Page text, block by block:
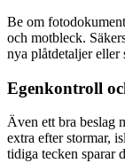
Be om
och motbleck.
nya plåtdetaljer eller
Egenkontroll
Även ett bra beslag
extra efter stormar,
tidiga tecken sparar